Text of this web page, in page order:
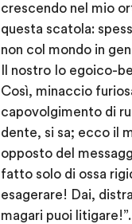
crescendo nel mio
questa scatola:
non col mondo in
Il nostro Io egoico-
Così, minaccio
capovolgimento di
dente, si sa; ecco il
opposto del
fatto solo di ossa
esagerare! Dai,
magari puoi litigare!”.